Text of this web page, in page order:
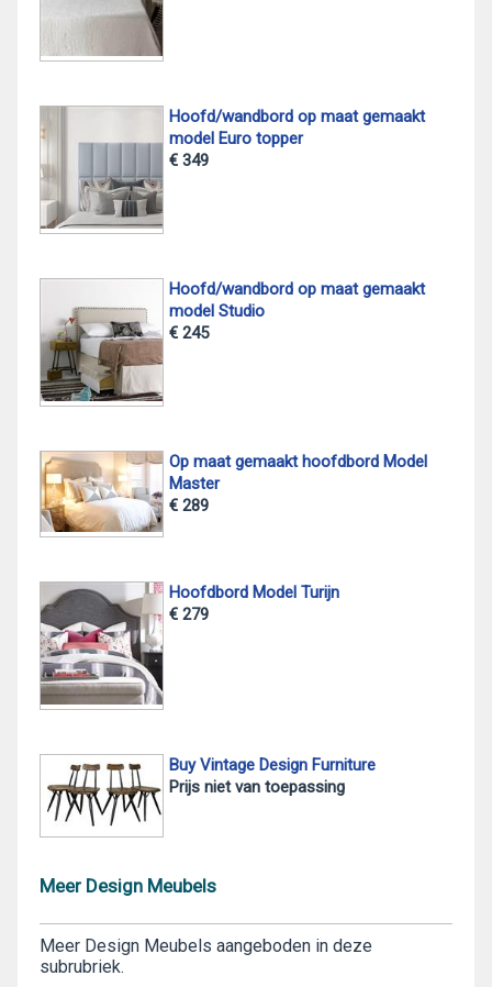
Hoofd/wandbord op maat gemaakt
model Euro topper
€ 349
Hoofd/wandbord op maat gemaakt
model Studio
€ 245
Op maat gemaakt hoofdbord Model
Master
€ 289
Hoofdbord Model Turijn
€ 279
Buy Vintage Design Furniture
Prijs niet van toepassing
Meer Design Meubels
Meer Design Meubels aangeboden in deze
subrubriek.